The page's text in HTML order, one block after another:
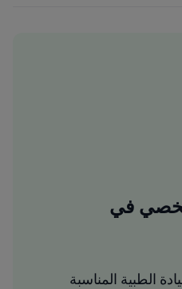
في
الطبية المناسبة